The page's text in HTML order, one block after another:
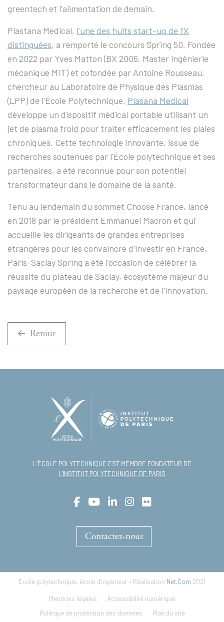
greentech et l'alimentation de demain.
Plastana Medical, l’une des huits start-up de l’X
distinguées, a remporté le concours Spring 50. Fondée
en 2022 par Yves Matton (BX 2006, Master ingénierie
mécanique MIT) et cofondée par Antoine Rousseau,
chercheur au Laboratoire de Physique des Plasmas
(LPP) de l'École Polytechnique, Plasana Medical
développe un dispositif médical portable utilisant un
jet de plasma froid pour traiter efficacement les plaies
chroniques. Cette technologie innovante, issue de
recherches soutenues par l'École polytechnique et ses
partenaires, a été reconnue pour son potentiel
transformateur dans le domaine de la santé.
Tenu au lendemain du sommet Choose France, lancé
en 2018 par le président Emmanuel Macron et qui
accueille les dirigeants de grandes entreprises
étrangères pour les convaincre d'investir en France,
Paris-Saclay Spring a été l’occasion de célébrer la
réussite du plateau de Saclay, écosystème majeur du
paysage européen de la recherche et de l’innovation.
Retour
L’ÉCOLE POLYTECHNIQUE EST MEMBRE FONDATEUR DE
L'INSTITUT POLYTECHNIQUE DE PARIS
Contactez-nous
École polytechnique, école d'ingénieur • Réalisation Net.Com 2021
Footer
menu
Mentions légales
Accessibilité numérique
Politique de protection des données
Plan du site